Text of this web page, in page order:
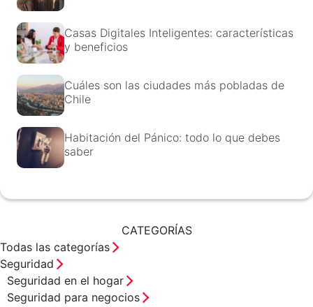
Casas Digitales Inteligentes: características
y beneficios
Cuáles son las ciudades más pobladas de
Chile
Habitación del Pánico: todo lo que debes
saber
CATEGORÍAS
Todas las categorías
Seguridad
Seguridad en el hogar
Seguridad para negocios